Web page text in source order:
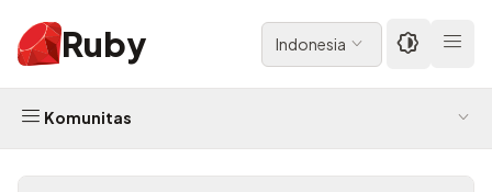
Ruby Indonesia
Komunitas